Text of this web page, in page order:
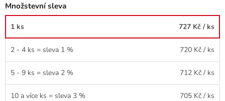
Množstevní sleva
1 ks 727 Kč / ks
2 - 4 ks = sleva 1 % 720 Kč / ks
5 - 9 ks = sleva 2 % 712 Kč / ks
10 a více ks = sleva 3 % 705 Kč / ks